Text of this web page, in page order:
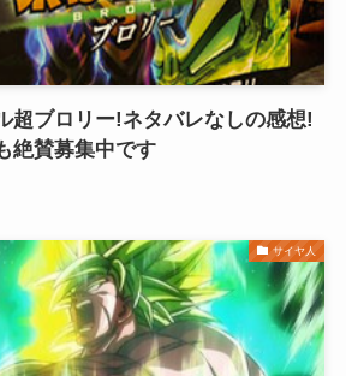
超ブロリー!ネタバレなしの感想!
絶賛募集中です
サイヤ人